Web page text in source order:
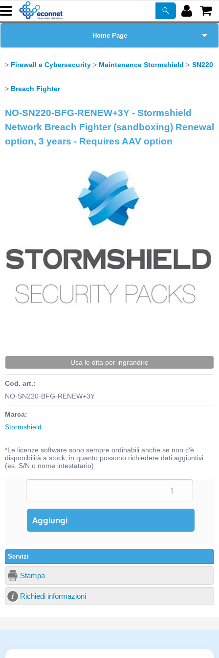
Home Page
Corsi
ASSISTENZA
Newsletter
PROMO ATTIVE
Firewall e Cybersecurity Maintenance Stormshield SN220
Breach Fighter
NO-SN220-BFG-RENEW+3Y - Stormshield
Network Breach Fighter (sandboxing) Renewal
option, 3 years - Requires AAV option
Usa le dita per ingrandire
Cod. art.:
NO-SN220-BFG-RENEW+3Y
Marca:
Stormshield
*Le licenze software sono sempre ordinabili anche se non c'è
disponibilità a stock, in quanto possono richiedere dati aggiuntivi
(es. S/N o nome intestatario)
Servizi
Stampa
Richiedi informazioni